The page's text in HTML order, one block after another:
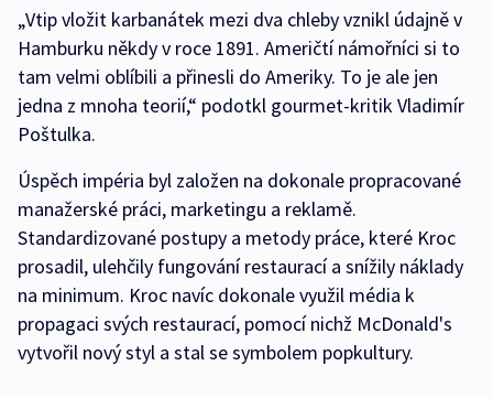
„Vtip vložit karbanátek mezi dva chleby vznikl údajně v
Hamburku někdy v roce 1891. Američtí námořníci si to
tam velmi oblíbili a přinesli do Ameriky. To je ale jen
jedna z mnoha teorií,“ podotkl gourmet-kritik Vladimír
Poštulka.
Úspěch impéria byl založen na dokonale propracované
manažerské práci, marketingu a reklamě.
Standardizované postupy a metody práce, které Kroc
prosadil, ulehčily fungování restaurací a snížily náklady
na minimum. Kroc navíc dokonale využil média k
propagaci svých restaurací, pomocí nichž McDonald's
vytvořil nový styl a stal se symbolem popkultury.